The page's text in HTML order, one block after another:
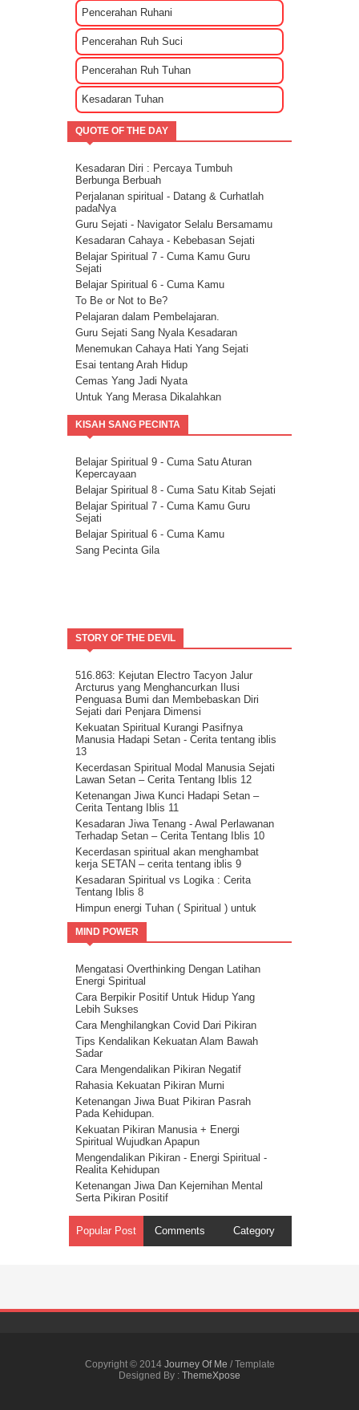
Penyebab Terjadinya Masalah Dalam
Kehidupan Part 2
Penyebab Terjadinya Masalah Dalam
Kehidupan Part 1
Kekuatan Hati Kunci Langgengnya Suatu
Hubungan
Mencari Cinta Sejati Untuk Masa Depan
Mencari Arti Cinta Sejati Dalam Sebuah
Hubungan
Cara Menenangkan Pikiran Saat Galau
Menghapuskan Energi Negatif
Cara Mengatasi Depresi Menggunakan
Energi
Energi Kasih Sayang - Tehnik Double Pink
Pencerahan Ruhani
Pencerahan Ruh Suci
Pencerahan Ruh Tuhan
Kesadaran Tuhan
QUOTE OF THE DAY
Kesadaran Diri : Percaya Tumbuh
Berbunga Berbuah
Perjalanan spiritual - Datang & Curhatlah
padaNya
Guru Sejati - Navigator Selalu Bersamamu
Kesadaran Cahaya - Kebebasan Sejati
Belajar Spiritual 7 - Cuma Kamu Guru
Sejati
Belajar Spiritual 6 - Cuma Kamu
To Be or Not to Be?
Pelajaran dalam Pembelajaran.
Guru Sejati Sang Nyala Kesadaran
Menemukan Cahaya Hati Yang Sejati
Esai tentang Arah Hidup
Cemas Yang Jadi Nyata
Untuk Yang Merasa Dikalahkan
Corona dan Congorna
Kita semua adalah saluran berkat
Rencana Agung
Milikilah Kepercayaan penuh kepada
Kekuatan Iman.
Bakatmu.
Janji Pelajaran untuk kemandirian Jiwa
Spiritualitas Kehidupan
Arahkan Perhatianmu Ke Dalam
Tentang Aspirasi.
Buanglah Belenggu Diri Palsu itu..
Pertanyaan untuk Dipertimbangkan.
Ini Bisa Jadi Hidup Yang Mudah
KISAH SANG PECINTA
Belajar Spiritual 9 - Cuma Satu Aturan
Kepercayaan
Belajar Spiritual 8 - Cuma Satu Kitab Sejati
Belajar Spiritual 7 - Cuma Kamu Guru
Sejati
Belajar Spiritual 6 - Cuma Kamu
Sang Pecinta Gila
STORY OF THE DEVIL
516.863: Kejutan Electro Tacyon Jalur
Arcturus yang Menghancurkan Ilusi
Penguasa Bumi dan Membebaskan Diri
Sejati dari Penjara Dimensi
Kekuatan Spiritual Kurangi Pasifnya
Manusia Hadapi Setan - Cerita tentang iblis
13
Kecerdasan Spiritual Modal Manusia Sejati
Lawan Setan – Cerita Tentang Iblis 12
Ketenangan Jiwa Kunci Hadapi Setan –
Cerita Tentang Iblis 11
Kesadaran Jiwa Tenang - Awal Perlawanan
Terhadap Setan – Cerita Tentang Iblis 10
Kecerdasan spiritual akan menghambat
kerja SETAN – cerita tentang iblis 9
Kesadaran Spiritual vs Logika : Cerita
Tentang Iblis 8
Himpun energi Tuhan ( Spiritual ) untuk
kalahkan Setan – Cerita tentang iblis 7
Cara kalahkan setan dengan kristalisasi
Firman Tuhan – cerita tentang iblis 6
Guru Sejati Sadarkan Manusia Untuk
Melawan Iblis : Cerita Tentang Iblis 5
Cahaya Allah untuk melawan setan : cerita
tentang iblis 4
Ilmu Spiritual Untuk Melawan Iblis : Cerita
Tentang Iblis 3
Cerita Tentang Iblis 2 – Kecerdasan
Spiritual Adalah Musuh Iblis
Cerita Tentang Iblis Bagian 1
MIND POWER
Mengatasi Overthinking Dengan Latihan
Energi Spiritual
Cara Berpikir Positif Untuk Hidup Yang
Lebih Sukses
Cara Menghilangkan Covid Dari Pikiran
Tips Kendalikan Kekuatan Alam Bawah
Sadar
Cara Mengendalikan Pikiran Negatif
Rahasia Kekuatan Pikiran Murni
Ketenangan Jiwa Buat Pikiran Pasrah
Pada Kehidupan.
Kekuatan Pikiran Manusia + Energi
Spiritual Wujudkan Apapun
Mengendalikan Pikiran - Energi Spiritual -
Realita Kehidupan
Ketenangan Jiwa Dan Kejernihan Mental
Serta Pikiran Positif
Energi Spiritual Mengendalikan Pikiran Dari
Masalah
Kekuatan Pikiran Manusia - Hukum
Kekuatan Pikiran Manusia - Harapan Dan
Kenyataan 12
Popular Post Comments Category
Copyright © 2014 Journey Of Me / Template
Designed By : ThemeXpose